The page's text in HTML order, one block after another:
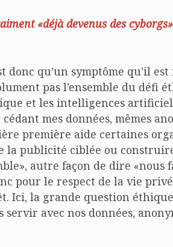
«déjà devenus des
qu’un symptôme qu’il est
pas l’ensemble du défi
et les intelligences
mes données, mêmes
première aide certaines
la publicité ciblée ou
autre façon de dire «nous
pour le respect de la vie
Ici, la grande question
avec nos données,